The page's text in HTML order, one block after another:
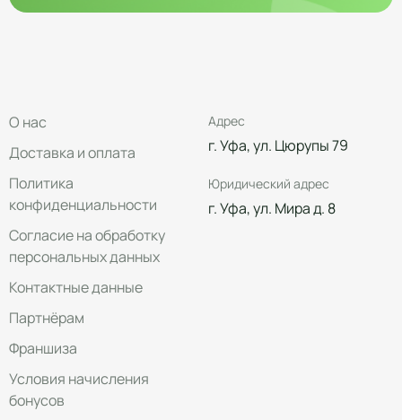
О нас
Доставка и оплата
Политика
конфиденциальности
Согласие на обработку
персональных данных
Контактные данные
Партнёрам
Франшиза
Условия начисления
бонусов
Адрес
г. Уфа, ул. Цюрупы 79
Юридический адрес
г. Уфа, ул. Мира д. 8